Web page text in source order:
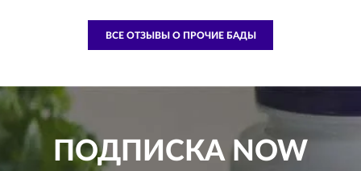
ВСЕ ОТЗЫВЫ О ПРОЧИЕ БАДЫ
ПОДПИСКАNOW